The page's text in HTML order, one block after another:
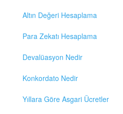
Altın Değeri Hesaplama
Para Zekatı Hesaplama
Devalüasyon Nedir
Konkordato Nedir
Yıllara Göre Asgari Ücretler